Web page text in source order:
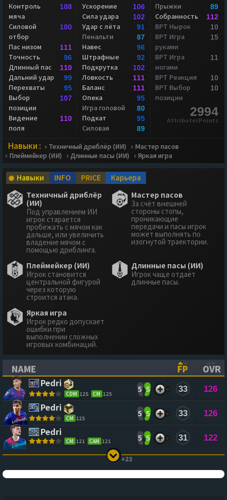
Контроль
мяча
108
Силовой
отбор
100
Пас низом 111
Точность 96
Длинный пас 110
Дальний удар 99
Перехваты 95
Выбор
позиции
107
Видение
поля
110
Ускорение 106
Сила удара 102
Удар с лёта 91
Пенальти 87
Навес 96
Штрафные 92
Подкрутка 102
Ловкость 111
Баланс 111
Опека 95
Игра головой 80
Подкат 95
Силовая 89
Прыжки 89
Собранность 112
ВРТ Нырок 10
ВРТ Игра
руками
15
ВРТ Игра
ногами
11
ВРТ Реакция 10
ВРТ Выбор
позиции
10
2994
AttributesPoints
Навыки : Техничный дриблёр (ИИ)
Мастер пасов
Плеймейкер (ИИ)
Длинные пасы (ИИ) Яркая игра
Навыки INFO PRICE
Карьера
Техничный дриблёр
(ИИ)
Под управлением ИИ
игрок старается
пробежать с мячом как
дальше, или увеличить
владение мячом с
помощью дриблинга.
Мастер пасов
За счёт внешней
стороны стопы,
проникающие
передачи и пасы игрок
может выполнять по
изогнутой траектории.
Плеймейкер (ИИ)
Игрок становится
центральной фигурой
через которую
строится атака.
Длинные пасы (ИИ)
Игрок чаще отдаёт
длинные пасы.
Яркая игра
Игрок редко допускает
ошибки при
выполнении сложных
игровых комбинаций.
NAME
(CLICK TO SORT ASCENDING)
FP
OVR
Pedri
CDM 125 CM 125
5 5 33 126
Pedri
CM 125
5 5 33 126
Pedri
CM 121 CAM 121 5 5 31 122
+23